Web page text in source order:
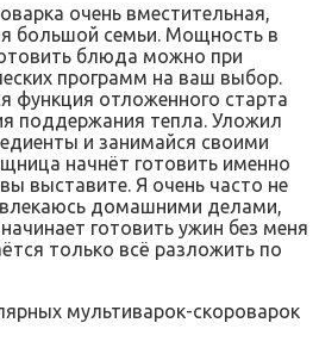
очень вместительная,
большой семьи. Мощность в
блюда можно при
программ на ваш выбор.
функция отложенного старта
поддержания тепла. Уложил
и занимайся своими
начнёт готовить именно
выставите. Я очень часто не
домашними делами,
готовить ужин без меня
только всё разложить по